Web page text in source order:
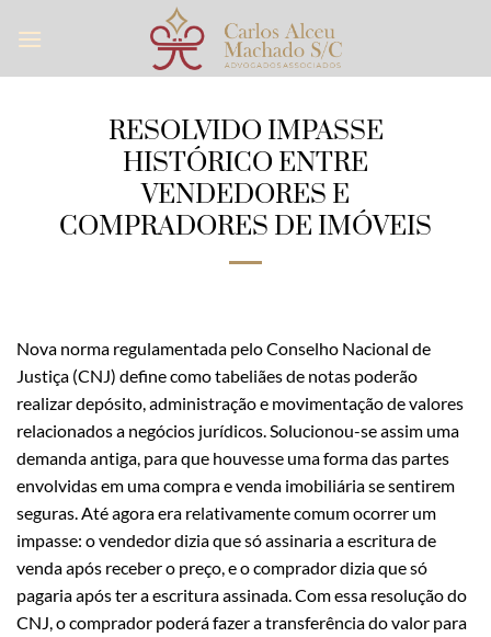
RESOLVIDO IMPASSE
HISTÓRICO ENTRE
VENDEDORES E
COMPRADORES DE IMÓVEIS
Nova norma regulamentada pelo Conselho Nacional de
Justiça (CNJ) define como tabeliães de notas poderão
realizar depósito, administração e movimentação de valores
relacionados a negócios jurídicos. Solucionou-se assim uma
demanda antiga, para que houvesse uma forma das partes
envolvidas em uma compra e venda imobiliária se sentirem
seguras. Até agora era relativamente comum ocorrer um
impasse: o vendedor dizia que só assinaria a escritura de
venda após receber o preço, e o comprador dizia que só
pagaria após ter a escritura assinada. Com essa resolução do
CNJ, o comprador poderá fazer a transferência do valor para